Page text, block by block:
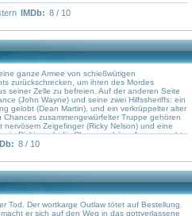
IMDb: 8 / 10
ganze Armee von schießwütigen
zurückschrecken, um ihren des Mordes
seiner Zelle zu befreien. Auf der anderen Seite
(John Wayne) und seine zwei Hilfssheriffs: ein
gelobt (Dean Martin), und ein verkrüppelter alter
Chances zusammengewürfelter Truppe gehören
nervösem Zeigefinger (Ricky Nelson) und eine
Dickinson), die Chance schöne Augen macht.
8 / 10
Tod. Der wortkarge Outlaw tötet auf Bestellung.
er sich auf den Weg in das gottverlassene